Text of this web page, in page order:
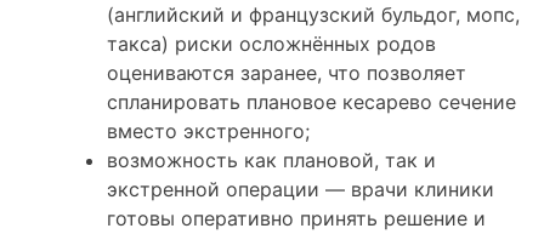
(английский и французский бульдог, мопс,
такса) риски осложнённых родов
оцениваются заранее, что позволяет
спланировать плановое кесарево сечение
вместо экстренного;
возможность как плановой, так и
экстренной операции — врачи клиники
готовы оперативно принять решение и